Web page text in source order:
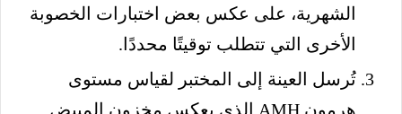
الشهرية، على عكس بعض اختبارات الخصوبة
الأخرى التي تتطلب توقيتًا محددًا.
تُرسل العينة إلى المختبر لقياس مستوى
هرمون AMH الذي يعكس مخزون المبيض